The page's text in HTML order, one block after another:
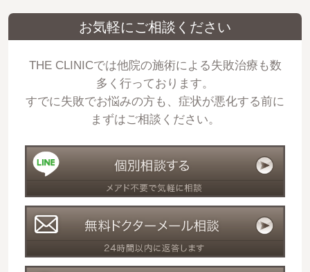
お気軽にご相談ください
THE CLINICでは他院の施術による失敗治療も数
多く行っております。
すでに失敗でお悩みの方も、症状が悪化する前に
まずはご相談ください。